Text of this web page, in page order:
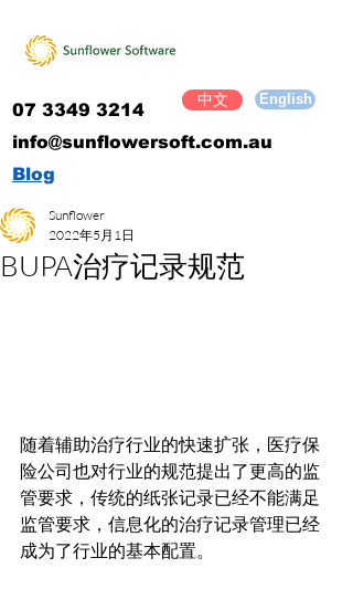
07 3349 3214
​info@sunflowersoft.com.au
Blog
English
中文
BUPA治疗记录规范
Sunflower
2022年5月1日
随着辅助治疗行业的快速扩张，医疗保
险公司也对行业的规范提出了更高的监
管要求，传统的纸张记录已经不能满足
监管要求，信息化的治疗记录管理已经
成为了行业的基本配置。